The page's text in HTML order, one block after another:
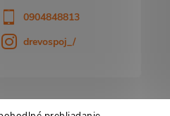
0904848813
drevospoj_/